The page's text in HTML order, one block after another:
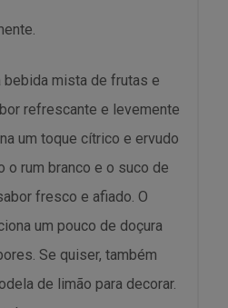
bebida mista de frutas e
refrescante e levemente
um toque cítrico e ervudo
o rum branco e o suco de
fresco e afiado. O
um pouco de doçura
Se quiser, também
de limão para decorar.